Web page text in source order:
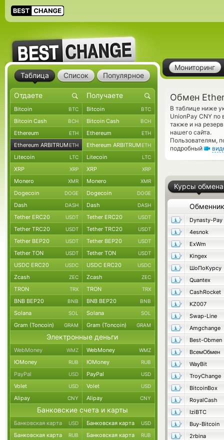
Мониторинг
Обмен
В таблице ниже
UnionPay CNY по
также и на
нашего сайта.
Пользователям,
подробный
Курсы обмена
Обменник
Dynasty-Pay
4esnok
ExWm
Kingex
ШоПоКурсу
Quantex
CashRocket
KZ007
Swap-Line
Amgchange
Best-Obmen
ВсемОбмен
WayBit
TroyChange
BitcoinBox
RoyalCash
IziBTC
Buy-Bitcoin
2rbina
Таблица Список Популярное
Bitcoin BTC Bitcoin BTC
Bitcoin Cash BCH Bitcoin Cash BCH
Ethereum ETH Ethereum ETH
Ethereum ARBITRUM ETH Ethereum ARBITRUM ETH
Litecoin LTC Litecoin LTC
XRP XRP XRP XRP
Monero XMR Monero XMR
Dogecoin DOGE Dogecoin DOGE
Dash DASH Dash DASH
Tether ERC20 USDT Tether ERC20 USDT
Tether TRC20 USDT Tether TRC20 USDT
Tether BEP20 USDT Tether BEP20 USDT
Tether TON USDT Tether TON USDT
USDC ERC20 USDC USDC ERC20 USDC
Zcash ZEC Zcash ZEC
TRON TRX TRON TRX
BNB BEP20 BNB BNB BEP20 BNB
Solana SOL Solana SOL
Gram (Toncoin) GRAM Gram (Toncoin) GRAM
Электронные деньги
WebMoney WMZ WebMoney WMZ
ЮMoney RUB ЮMoney RUB
PayPal USD PayPal USD
Volet USD Volet USD
Alipay CNY Alipay CNY
Банковские счета и карты
Банковская карта USD Банковская карта USD
Банковская карта RUB Банковская карта RUB